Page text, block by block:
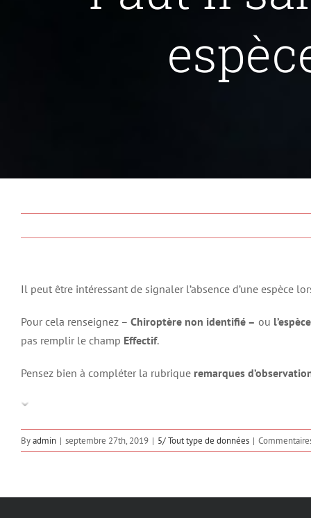
Il peut être intéressant de signaler l’absence d’une espèce
Pour cela renseignez – Chiroptère non identifié – ou
pas remplir le champ Effectif.
Pensez bien à compléter la rubrique remarques
Byadmin | septembre 27th, 2019 | 5/ Tout type de données |